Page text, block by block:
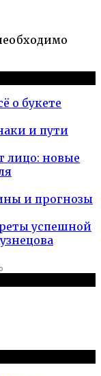
о букете
и пути
лицо: новые
и прогнозы
успешной